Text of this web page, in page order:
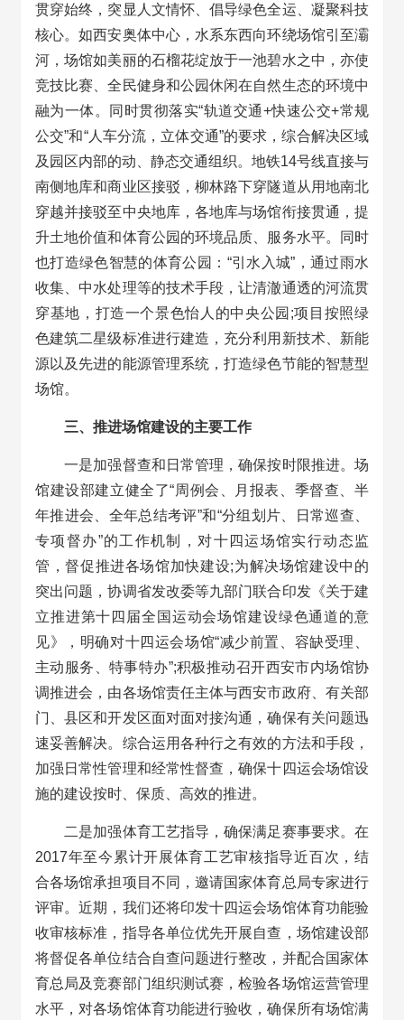
贯穿始终，突显人文情怀、倡导绿色全运、凝聚科技
核心。如西安奥体中心，水系东西向环绕场馆引至灞
河，场馆如美丽的石榴花绽放于一池碧水之中，亦使
竞技比赛、全民健身和公园休闲在自然生态的环境中
融为一体。同时贯彻落实“轨道交通+快速公交+常规
公交”和“人车分流，立体交通”的要求，综合解决区域
及园区内部的动、静态交通组织。地铁14号线直接与
南侧地库和商业区接驳，柳林路下穿隧道从用地南北
穿越并接驳至中央地库，各地库与场馆衔接贯通，提
升土地价值和体育公园的环境品质、服务水平。同时
也打造绿色智慧的体育公园：“引水入城”，通过雨水
收集、中水处理等的技术手段，让清澈通透的河流贯
穿基地，打造一个景色怡人的中央公园;项目按照绿
色建筑二星级标准进行建造，充分利用新技术、新能
源以及先进的能源管理系统，打造绿色节能的智慧型
场馆。
三、推进场馆建设的主要工作
一是加强督查和日常管理，确保按时限推进。场
馆建设部建立健全了“周例会、月报表、季督查、半
年推进会、全年总结考评”和“分组划片、日常巡查、
专项督办”的工作机制，对十四运场馆实行动态监
管，督促推进各场馆加快建设;为解决场馆建设中的
突出问题，协调省发改委等九部门联合印发《关于建
立推进第十四届全国运动会场馆建设绿色通道的意
见》，明确对十四运会场馆“减少前置、容缺受理、
主动服务、特事特办”;积极推动召开西安市内场馆协
调推进会，由各场馆责任主体与西安市政府、有关部
门、县区和开发区面对面对接沟通，确保有关问题迅
速妥善解决。综合运用各种行之有效的方法和手段，
加强日常性管理和经常性督查，确保十四运会场馆设
施的建设按时、保质、高效的推进。
二是加强体育工艺指导，确保满足赛事要求。在
2017年至今累计开展体育工艺审核指导近百次，结
合各场馆承担项目不同，邀请国家体育总局专家进行
评审。近期，我们还将印发十四运会场馆体育功能验
收审核标准，指导各单位优先开展自查，场馆建设部
将督促各单位结合自查问题进行整改，并配合国家体
育总局及竞赛部门组织测试赛，检验各场馆运营管理
水平，对各场馆体育功能进行验收，确保所有场馆满